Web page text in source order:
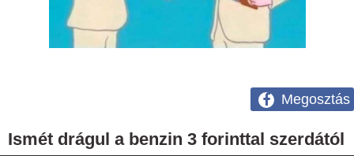
Megosztás
Ismét drágul a benzin 3 forinttal szerdától